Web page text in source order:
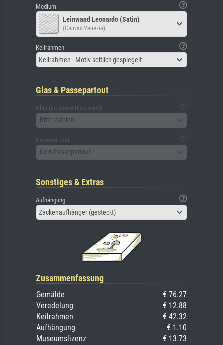
Medium
Leinwand Leonardo (Satin)
(Canvas Venezia)
Keilrahmen
Keilrahmen - Motiv seitlich gespiegelt
Glas & Passepartout
Glas (inklusive Rückwand)
Bitte wählen
Passepartout
Kein Passepartout
Sonstiges & Extras
Aufhängung
Zackenaufhänger (gesteckt)
Zusammenfassung
Gemälde
€ 76.27
Veredelung
€ 12.88
Keilrahmen
€ 42.32
Aufhängung
€ 1.10
Museumslizenz
€ 13.73